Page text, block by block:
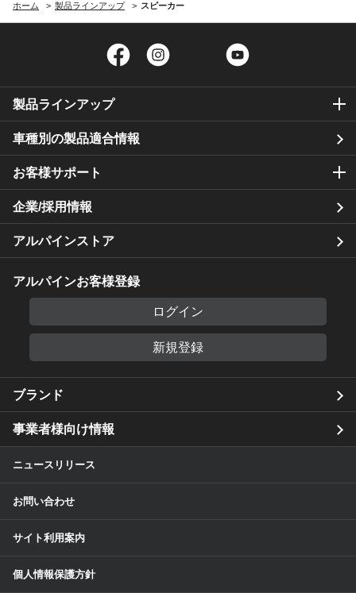
ホーム 製品ラインアップ スピーカー
Facebook Twitter
製品ラインアップ
車種別の製品適合情報
お客様サポート
企業/採用情報
アルパインストア
アルパインお客様登録
ログイン
新規登録
ブランド
事業者様向け情報
ニュースリリース
お問い合わせ
サイト利用案内
個人情報保護方針